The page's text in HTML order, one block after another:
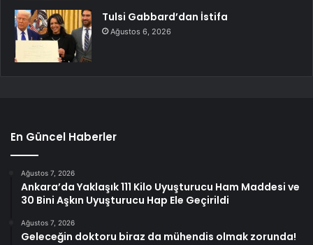
Tulsi Gabbard’dan İstifa
Ağustos 6, 2026
En Güncel Haberler
Ağustos 7, 2026
Ankara’da Yaklaşık 111 Kilo Uyuşturucu Ham Maddesi ve
30 Bini Aşkın Uyuşturucu Hap Ele Geçirildi
Ağustos 7, 2026
Geleceğin doktoru biraz da mühendis olmak zorunda!